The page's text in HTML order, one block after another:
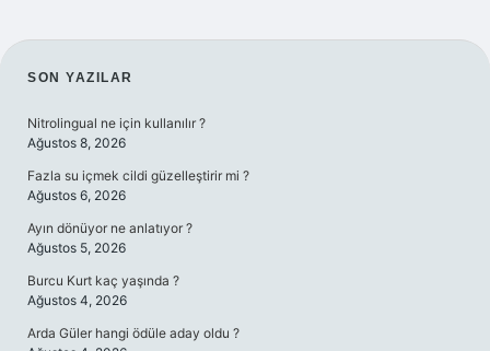
SIDEBAR
SON YAZILAR
Nitrolingual ne için kullanılır ?
Ağustos 8, 2026
Fazla su içmek cildi güzelleştirir mi ?
Ağustos 6, 2026
Ayın dönüyor ne anlatıyor ?
Ağustos 5, 2026
Burcu Kurt kaç yaşında ?
Ağustos 4, 2026
Arda Güler hangi ödüle aday oldu ?